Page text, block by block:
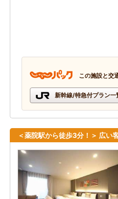
この施設と交
新幹線/特急付プラン一
＜薬院駅から徒歩3分！＞ 広